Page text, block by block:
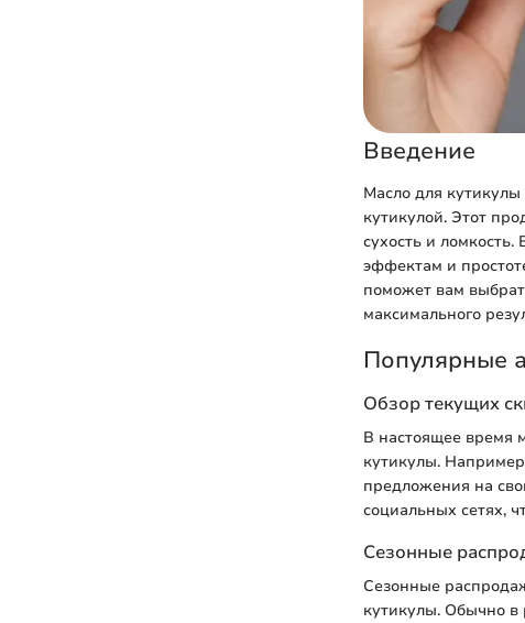
Введение
Масло для кутикулы
кутикулой. Этот
сухость и
эффектам и
поможет вам
максимального
Популярные
Обзор текущих
В настоящее время
кутикулы.
предложения на
социальных сетях,
Сезонные
Сезонные
кутикулы. Обычно в